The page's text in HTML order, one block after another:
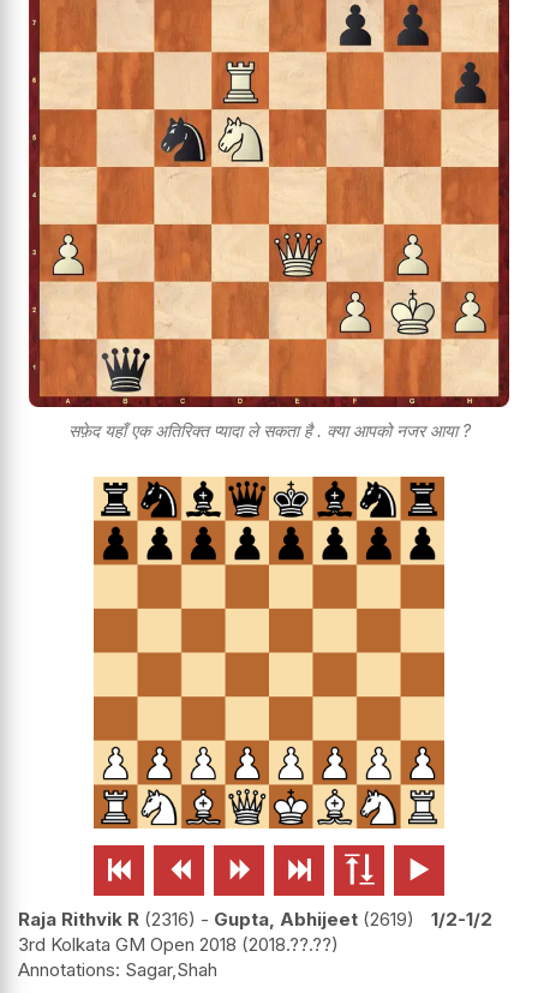
सफ़ेद यहाँ एक अतिरिक्त प्यादा ले सकता है . क्या आपको नजर आया ?
     
Raja Rithvik R 2316 - Gupta, Abhijeet 2619
1/2-1/2
3rd Kolkata GM Open 2018 2018.??.??
Sagar,Shah